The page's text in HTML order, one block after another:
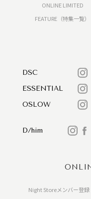
ONLINE LIMITED
FEATURE（特集一覧）
DSC
ESSENTIAL
OSLOW
D/him
Night Storeメンバー登録